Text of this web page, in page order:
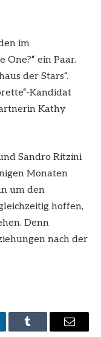
im
One?“ ein Paar.
der Stars“.
Kandidat
Kathy
Sandro Ritzini
Monaten
um den
hoffen,
Denn
nach der
Tumblr Email